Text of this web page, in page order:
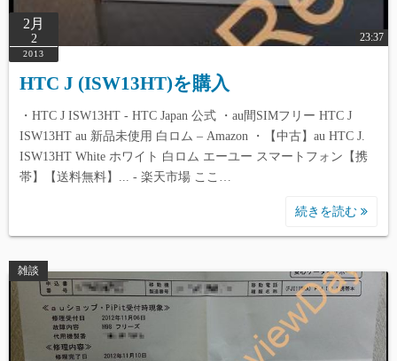
2月
2
2013
23:37
HTC J (ISW13HT)を購入
・HTC J ISW13HT - HTC Japan 公式 ・au間SIMフリー HTC J
ISW13HT au 新品未使用 白ロム – Amazon ・【中古】au HTC J.
ISW13HT White ホワイト 白ロム エーユー スマートフォン【携
帯】【送料無料】... - 楽天市場 ここ…
続きを読む
雑談